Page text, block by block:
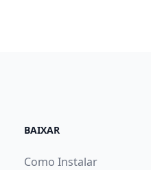
BAIXAR
Como Instalar